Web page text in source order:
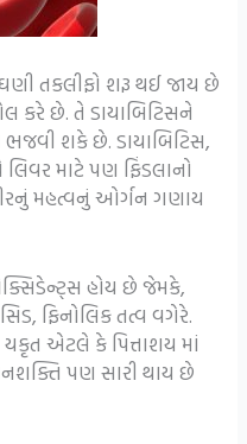
તકલીફો શરૂ થઈ જાય છે
કરે છે. તે ડાયાબિટિસને
ભજવી શકે છે. ડાયાબિટિસ,
માટે પણ ફિંડલાનો
મહત્વનું ઓર્ગન ગણાય
હોય છે જેમકે,
ફિનોલિક તત્વ વગેરે.
એટલે કે પિત્તાશય માં
પણ સારી થાય છે